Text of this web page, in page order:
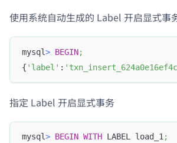
使用系统自动生成的 Label 开启显式事
mysql> BEGIN;
{ 'label' :
指定 Label 开启显式事务
mysql> BEGIN WITH LABEL load_1;